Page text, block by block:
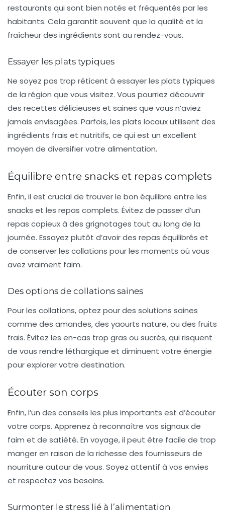
restaurants qui sont bien notés et fréquentés par les
habitants. Cela garantit souvent que la qualité et la
fraîcheur des ingrédients sont au rendez-vous.
Essayer les plats typiques
Ne soyez pas trop réticent à essayer les plats typiques
de la région que vous visitez. Vous pourriez découvrir
des recettes délicieuses et saines que vous n’aviez
jamais envisagées. Parfois, les plats locaux utilisent des
ingrédients frais et nutritifs, ce qui est un excellent
moyen de diversifier votre alimentation.
Équilibre entre snacks et repas complets
Enfin, il est crucial de trouver le bon équilibre entre les
snacks et les repas complets. Évitez de passer d’un
repas copieux à des grignotages tout au long de la
journée. Essayez plutôt d’avoir des repas équilibrés et
de conserver les collations pour les moments où vous
avez vraiment faim.
Des options de collations saines
Pour les collations, optez pour des solutions saines
comme des amandes, des yaourts nature, ou des fruits
frais. Évitez les en-cas trop gras ou sucrés, qui risquent
de vous rendre léthargique et diminuent votre énergie
pour explorer votre destination.
Écouter son corps
Enfin, l’un des conseils les plus importants est d’écouter
votre corps. Apprenez à reconnaître vos signaux de
faim et de satiété. En voyage, il peut être facile de trop
manger en raison de la richesse des fournisseurs de
nourriture autour de vous. Soyez attentif à vos envies
et respectez vos besoins.
Surmonter le stress lié à l’alimentation